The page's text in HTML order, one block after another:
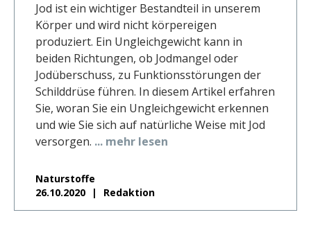
Jod ist ein wichtiger Bestandteil in unserem
Körper und wird nicht körpereigen
produziert. Ein Ungleichgewicht kann in
beiden Richtungen, ob Jodmangel oder
Jodüberschuss, zu Funktionsstörungen der
Schilddrüse führen. In diesem Artikel erfahren
Sie, woran Sie ein Ungleichgewicht erkennen
und wie Sie sich auf natürliche Weise mit Jod
versorgen. ... mehr lesen
Naturstoffe
26.10.2020
Redaktion